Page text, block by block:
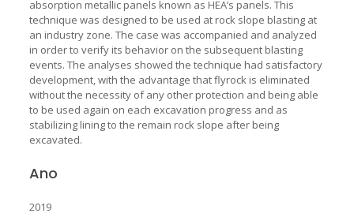
absorption metallic panels known as HEA’s panels. This
technique was designed to be used at rock slope blasting at
an industry zone. The case was accompanied and analyzed
in order to verify its behavior on the subsequent blasting
events. The analyses showed the technique had satisfactory
development, with the advantage that flyrock is eliminated
without the necessity of any other protection and being able
to be used again on each excavation progress and as
stabilizing lining to the remain rock slope after being
excavated.
Ano
2019